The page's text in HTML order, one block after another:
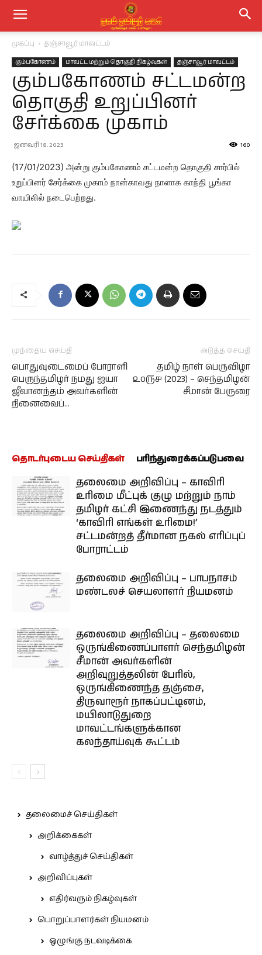
முகப்பு தஞ்சாவூர் மாவட்டம்
கும்பகோணம் மாவட்ட மற்றும் தொகுதி நிகழ்வுகள் தஞ்சாவூர் மாவட்டம்
கும்பகோணம் சட்டமன்ற
தொகுதி உறுப்பினர்
சேர்க்கை முகாம்
ஜனவரி 18, 2023 160
(17/01/2023) அன்று கும்பகோணம் சட்டமன்ற தொகுதி சார்பில்
உறுப்பினர் சேர்க்கை முகாம் நான்காவது நாளாக காந்தி பூங்கா
வாயிலில் நடைபெற்றது.
முந்தைய செய்தி
பொதுவுடைமைப் போராளி
பெருந்தமிழர் நமது ஐயா
ஜீவானந்தம் அவர்களின்
நினைவைப்…
அடுத்த செய்தி
தமிழ் நாள் பெருவிழா
௨௦௫௪ (2023) – செந்தமிழன்
சீமான் பேருரை
தொடர்புடைய செய்திகள் பரிந்துரைக்கப்படுபவை
தலைமை அறிவிப்பு – காவிரி
உரிமை மீட்புக் குழு மற்றும் நாம்
தமிழர் கட்சி இணைந்து நடத்தும்
‘காவிரி எங்கள் உரிமை!’
சட்டமன்றத் தீர்மான நகல் எரிப்புப்
போராட்டம்
தலைமை அறிவிப்பு – பாபநாசம்
மண்டலச் செயலாளர் நியமனம்
தலைமை அறிவிப்பு – தலைமை
ஒருங்கிணைப்பாளர் செந்தமிழன்
சீமான் அவர்களின்
அறிவுறுத்தலின் பேரில்,
ஒருங்கிணைந்த தஞ்சை,
திருவாரூர் நாகப்பட்டினம்,
மயிலாடுதுறை
மாவட்டங்களுக்கான
கலந்தாய்வுக் கூட்டம்
தலைமைச் செய்திகள்
அறிக்கைகள்
வாழ்த்துச் செய்திகள்
அறிவிப்புகள்
எதிர்வரும் நிகழ்வுகள்
பொறுப்பாளர்கள் நியமனம்
ஒழுங்கு நடவடிக்கை